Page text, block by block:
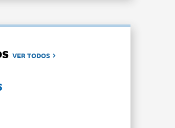
VER TODOS